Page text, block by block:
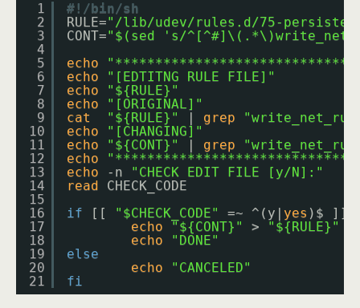
1
2
3
4
5
6
7
8
9
10
11
12
13
14
15
16
17
18
19
20
21
#!/bin/sh
RULE="/lib/udev/rules.d/75-
CONT="$(sed 's/
echo
echo
"[EDTITNG RULE FILE]"
echo
"${RULE}"
echo
"[ORIGINAL]"
cat
"${RULE}" | grep
echo
"[CHANGING]"
echo
"${CONT}" | grep
echo
echo
-n
"CHECK EDIT FILE [y/N]:"
read
CHECK_CODE
if
[[ "$CHECK_CODE" =~ ^(y| yes )$
echo "${CONT}" >
"${RULE}"
echo
"DONE"
else
echo
"CANCELED"
fi